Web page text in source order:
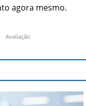
agora mesmo.
Avaliação